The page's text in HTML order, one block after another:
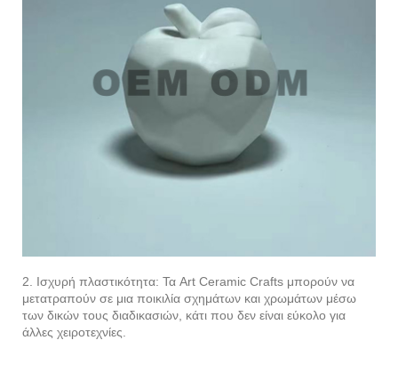
2. Ισχυρή πλαστικότητα: Τα Art Ceramic Crafts μπορούν να
μετατραπούν σε μια ποικιλία σχημάτων και χρωμάτων μέσω
των δικών τους διαδικασιών, κάτι που δεν είναι εύκολο για
άλλες χειροτεχνίες.